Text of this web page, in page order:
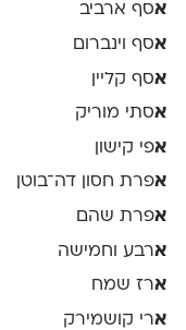
אסף ארביב
אסף וינברום
אסף קליין
אסתי מוריק
אפי קישון
אפרת חסון דה־בוטן
אפרת שהם
ארבע וחמישה
ארז שמח
ארי קושמירק